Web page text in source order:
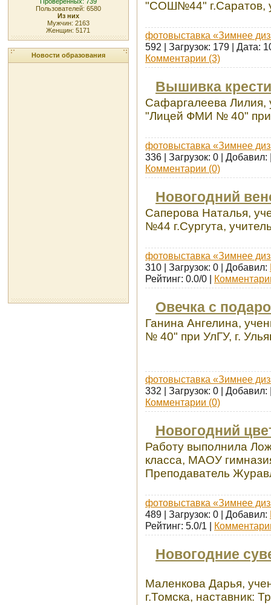
Пользователей: 6580
Из них
Мужчин: 2163
Женщин: 5171
Новости образования
"СОШ№44" г.Саратов,
фотовыставка «Зимнее
592 | Загрузок: 179 | Дата:
Комментарии (3)
Вышивка
Сафаргалеева
"Лицей ФМИ № 40" при
фотовыставка «Зимнее
336 | Загрузок: 0 | Добавил:
Комментарии (0)
Новогодний
Саперова Наталья,
№44 г.Сургута,
фотовыставка «Зимнее
310 | Загрузок: 0 | Добавил:
Рейтинг: 0.0/0 |
Овечка с
Ганина Ангелина,
№ 40" при УлГУ, г.
фотовыставка «Зимнее
332 | Загрузок: 0 | Добавил:
Комментарии (0)
Новогодний
Работу выполнила
класса, МАОУ
Преподаватель
фотовыставка «Зимнее
489 | Загрузок: 0 | Добавил:
Рейтинг: 5.0/1 |
Новогодние
Маленкова Дарья,
г.Томска, наставник: